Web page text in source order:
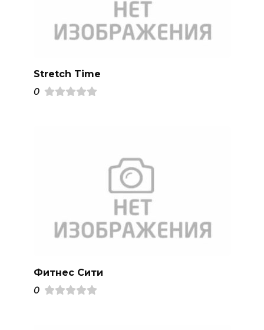
Stretch Time
0
Фитнес Сити
0